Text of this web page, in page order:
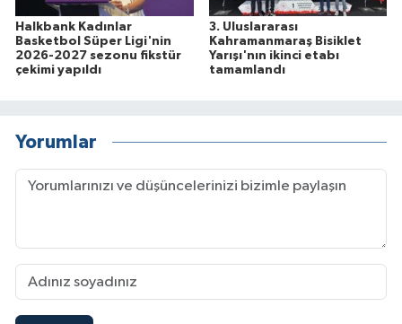
Halkbank Kadınlar
Basketbol Süper Ligi'nin
2026-2027 sezonu fikstür
çekimi yapıldı
3. Uluslararası
Kahramanmaraş Bisiklet
Yarışı'nın ikinci etabı
tamamlandı
Yorumlar